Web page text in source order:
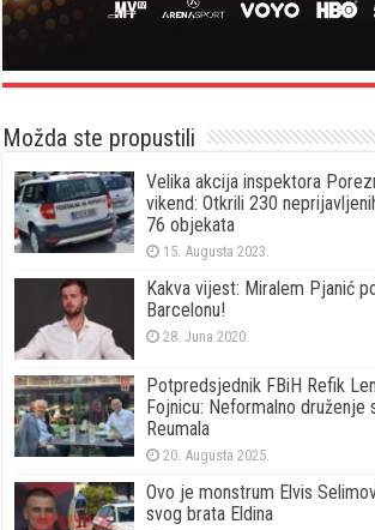
Možda ste propustili
Velika akcija inspektora
vikend: Otkrili 230
76 objekata
15. Augusta 2023.
Kakva vijest: Miralem Pjanić
Barcelonu!
28. Juna 2020.
Potpredsjednik FBiH Refik
Fojnicu: Neformalno druženje
Reumala
20. Augusta 2025.
Ovo je monstrum Elvis
svog brata Eldina